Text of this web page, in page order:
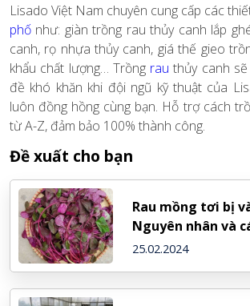
Lisado Việt Nam chuyên cung cấp các
phố như: giàn trồng rau thủy canh lắp
canh, rọ nhựa thủy canh, giá thế gieo
khẩu chất lượng… Trồng rau thủy canh
đề khó khăn khi đội ngũ kỹ thuật của
luôn đồng hồng cùng bạn. Hỗ trợ cách
từ A-Z, đảm bảo 100% thành công.
Đề xuất cho bạn
Rau mồng tơi bị
Nguyên nhân và
25.02.2024